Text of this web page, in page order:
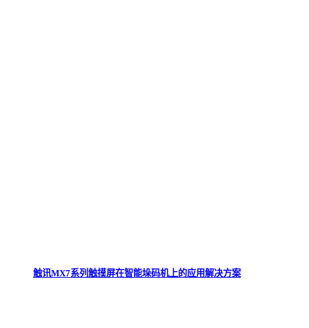
触讯MX7系列触摸屏在智能垛码机上的应用解决方案